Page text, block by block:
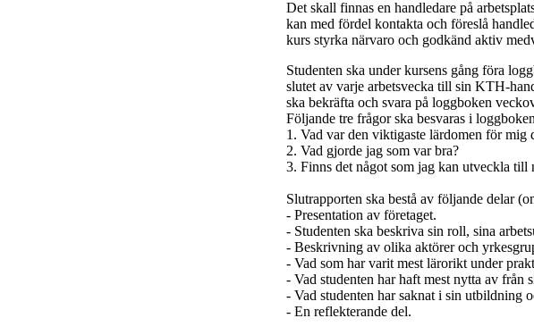
Det skall finnas en handledare på
kan med fördel kontakta och föreslå
kurs styrka närvaro och godkänd aktiv
Studenten ska under kursens gång föra
slutet av varje arbetsvecka till sin KTH-
ska bekräfta och svara på loggboken
Följande tre frågor ska besvaras i
1. Vad var den viktigaste lärdomen för mig
2. Vad gjorde jag som var bra?
3. Finns det något som jag kan utveckla till
Slutrapporten ska bestå av följande delar
- Presentation av företaget.
- Studenten ska beskriva sin roll, sina
- Beskrivning av olika aktörer och
- Vad som har varit mest lärorikt under
- Vad studenten har haft mest nytta av
- Vad studenten har saknat i sin utbildning
- En reflekterande del.